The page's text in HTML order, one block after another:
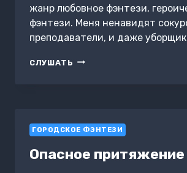
жанр любовное фэнтези,
фэнтези. Меня ненавидят
преподаватели, и даже
СЛУШАТЬ ВЬЮГА
ГОРОДСКОЕ ФЭНТЕЗИ
Опасное притяжение